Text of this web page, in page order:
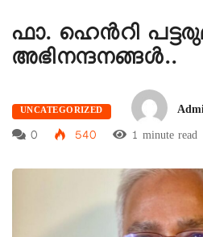
ഫാ. ഹെൻറി
അഭിനന്ദനങ്ങൾ..
UNCATEGORIZED
0
540 1 minute read